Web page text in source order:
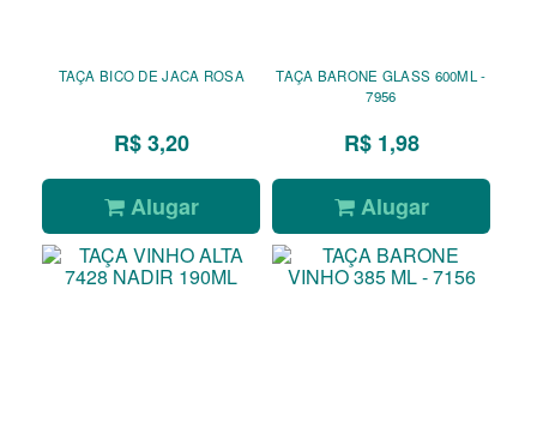
TAÇA BICO DE JACA ROSA
R$ 3,20
Alugar
TAÇA BARONE GLASS 600ML -
7956
R$ 1,98
Alugar